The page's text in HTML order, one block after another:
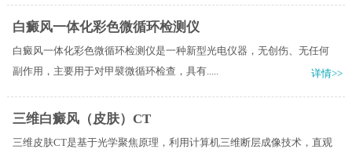
白癜风一体化彩色微循环检测仪
白癜风一体化彩色微循环检测仪是一种新型光电仪器，无创伤、无任何
副作用，主要用于对甲襞微循环检查，具有.....
详情>>
三维白癜风（皮肤）CT
三维皮肤CT是基于光学聚焦原理，利用计算机三维断层成像技术，直观